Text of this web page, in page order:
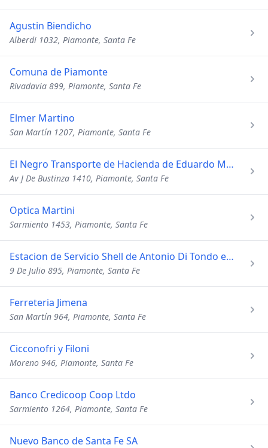
Agustin Biendicho
Alberdi 1032, Piamonte, Santa Fe
Comuna de Piamonte
Rivadavia 899, Piamonte, Santa Fe
Elmer Martino
San Martín 1207, Piamonte, Santa Fe
El Negro Transporte de Hacienda de Eduardo Mazanel
Av J De Bustinza 1410, Piamonte, Santa Fe
Optica Martini
Sarmiento 1453, Piamonte, Santa Fe
Estacion de Servicio Shell de Antonio Di Tondo e Hijos
9 De Julio 895, Piamonte, Santa Fe
Ferreteria Jimena
San Martín 964, Piamonte, Santa Fe
Cicconofri y Filoni
Moreno 946, Piamonte, Santa Fe
Banco Credicoop Coop Ltdo
Sarmiento 1264, Piamonte, Santa Fe
Nuevo Banco de Santa Fe SA